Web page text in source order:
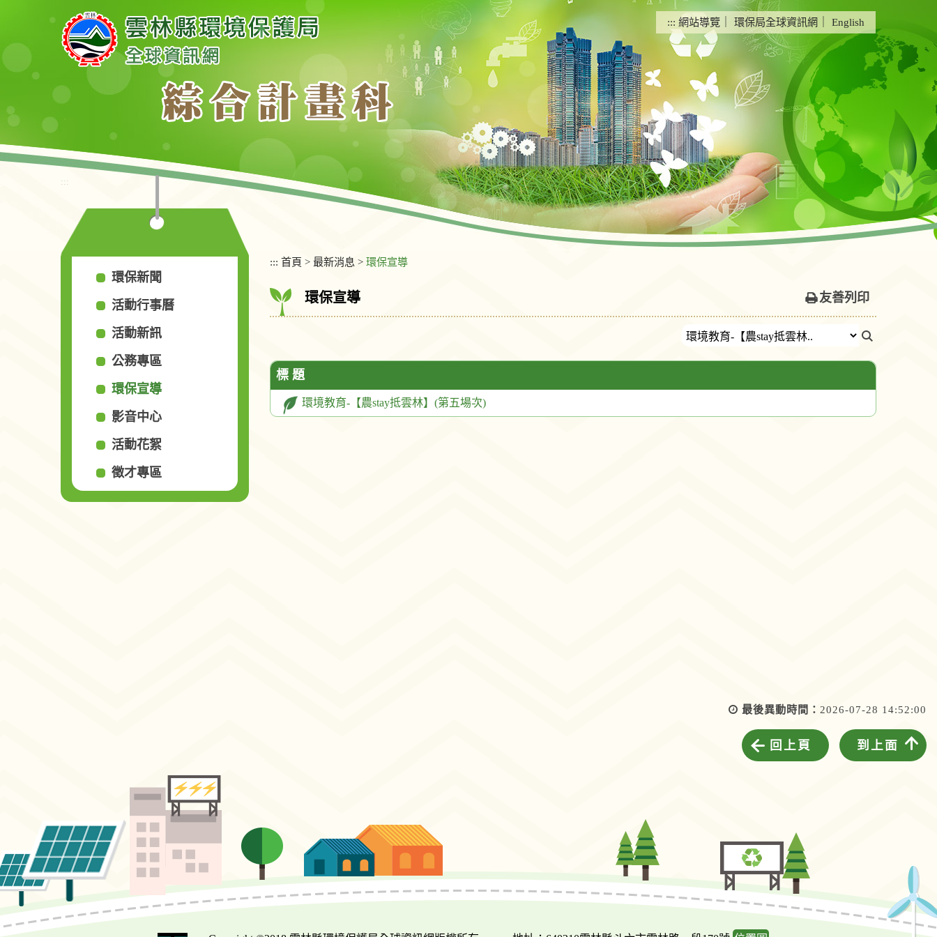
要
內
塊
::: 網站導覽 環保局全球資訊網 English
:::
環保新聞
活動行事曆
活動新訊
公務專區
環保宣導
影音中心
活動花絮
徵才專區
::: 首頁 > 最新消息 > 環保宣導
環保宣導 友善列印
標 題
環境教育-【農stay抵雲林】(第五場次)
最後異動時間： 2026-07-28 14:52:00
回上頁 到上面